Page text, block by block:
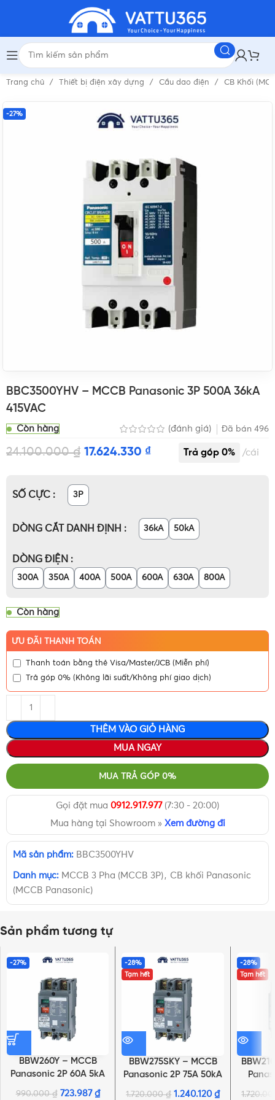
Trang chủ Thiết bị điện xây dựng Cầu dao điện CB Khối
-27%
BBC3500YHV – MCCB Panasonic 3P 500A 36kA
415VAC
Còn hàng (đánh giá) Đã bán 496
24.100.000₫ 17.624.330 ₫ cái
SỐ CỰC 3P
DÒNG CẮT DANH ĐỊNH 36kA 50kA
DÒNG ĐIỆN
300A 350A 400A 500A 600A 630A 800A
Còn hàng
ƯU ĐÃI THANH TOÁN
Thanh toán bằng thẻ Visa/Master/JCB (Miễn phí)
Trả góp 0% (Không lãi suất/Không phí giao dịch)
THÊM VÀO GIỎ HÀNG
MUA NGAY
MUA TRẢ GÓP 0%
Gọi đặt mua 0912.917.977(7:30 - 20:00)
Mua hàng tại Showroom » Xem đường đi
Mã sản phẩm: BBC3500YHV
Danh mục: MCCB 3 Pha (MCCB 3P), CB khối Panasonic
(MCCB Panasonic)
Sản phẩm tương tự
-27%
BBW260Y – MCCB
Panasonic 2P 60A 5kA
220VAC
990.000₫ 723.987 ₫
-28%
Tạm hết
BBW275SKY – MCCB
Panasonic 2P 75A 50kA
220VAC
1.720.000₫ 1.240.120₫
-28%
Tạm hết
NHẤN ĐỂ XEM TIẾP (THU GỌN)